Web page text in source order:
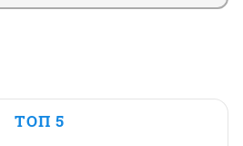
ТОП 5